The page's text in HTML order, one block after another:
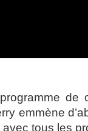
emmène
tous les